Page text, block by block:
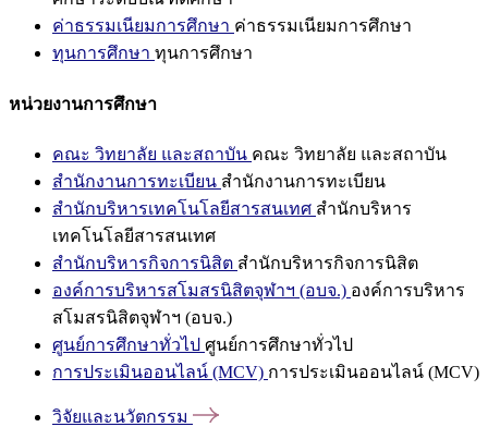
ค่าธรรมเนียมการศึกษา ค่าธรรมเนียมการศึกษา
ทุนการศึกษา ทุนการศึกษา
หน่วยงานการศึกษา
คณะ วิทยาลัย และสถาบัน คณะ วิทยาลัย และสถาบัน
สำนักงานการทะเบียน สำนักงานการทะเบียน
สำนักบริหารเทคโนโลยีสารสนเทศ สำนักบริหาร
เทคโนโลยีสารสนเทศ
สำนักบริหารกิจการนิสิต สำนักบริหารกิจการนิสิต
องค์การบริหารสโมสรนิสิตจุฬาฯ (อบจ.) องค์การบริหาร
สโมสรนิสิตจุฬาฯ (อบจ.)
ศูนย์การศึกษาทั่วไป ศูนย์การศึกษาทั่วไป
การประเมินออนไลน์ (MCV) การประเมินออนไลน์ (MCV)
วิจัยและนวัตกรรม